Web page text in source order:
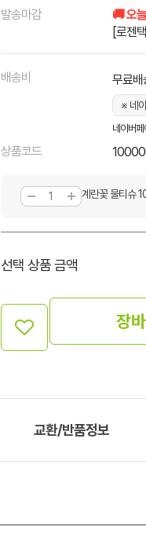
발송마감
🚚 오
[로젠
배송비 무료배
※ 네
네이버
상품코드
계란꽃 물티슈
선택 상품 금액
장
교환/반품정보